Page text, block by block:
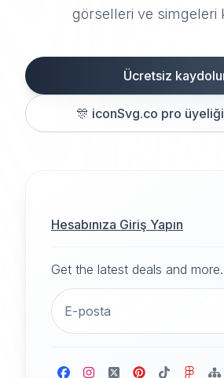
görselleri ve simgeleri
Ücretsiz
🎊 iconSvg.co pro
Hesabınıza Giriş Yapın
Get the latest deals and more.